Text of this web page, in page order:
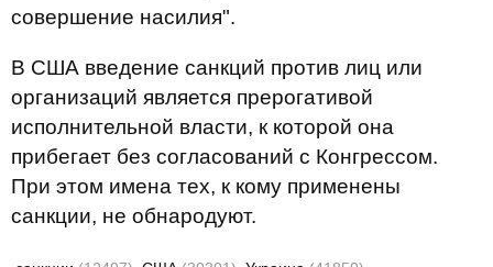
совершение насилия".
В США введение санкций против лиц или
организаций является прерогативой
исполнительной власти, к которой она
прибегает без согласований с Конгрессом.
При этом имена тех, к кому применены
санкции, не обнародуют.